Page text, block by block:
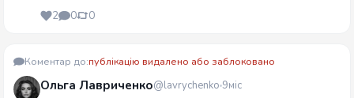
2 0 0
Коментар до:публікацію видалено або заблоковано
Ольга Лавриченко@lavrychenko 9міс